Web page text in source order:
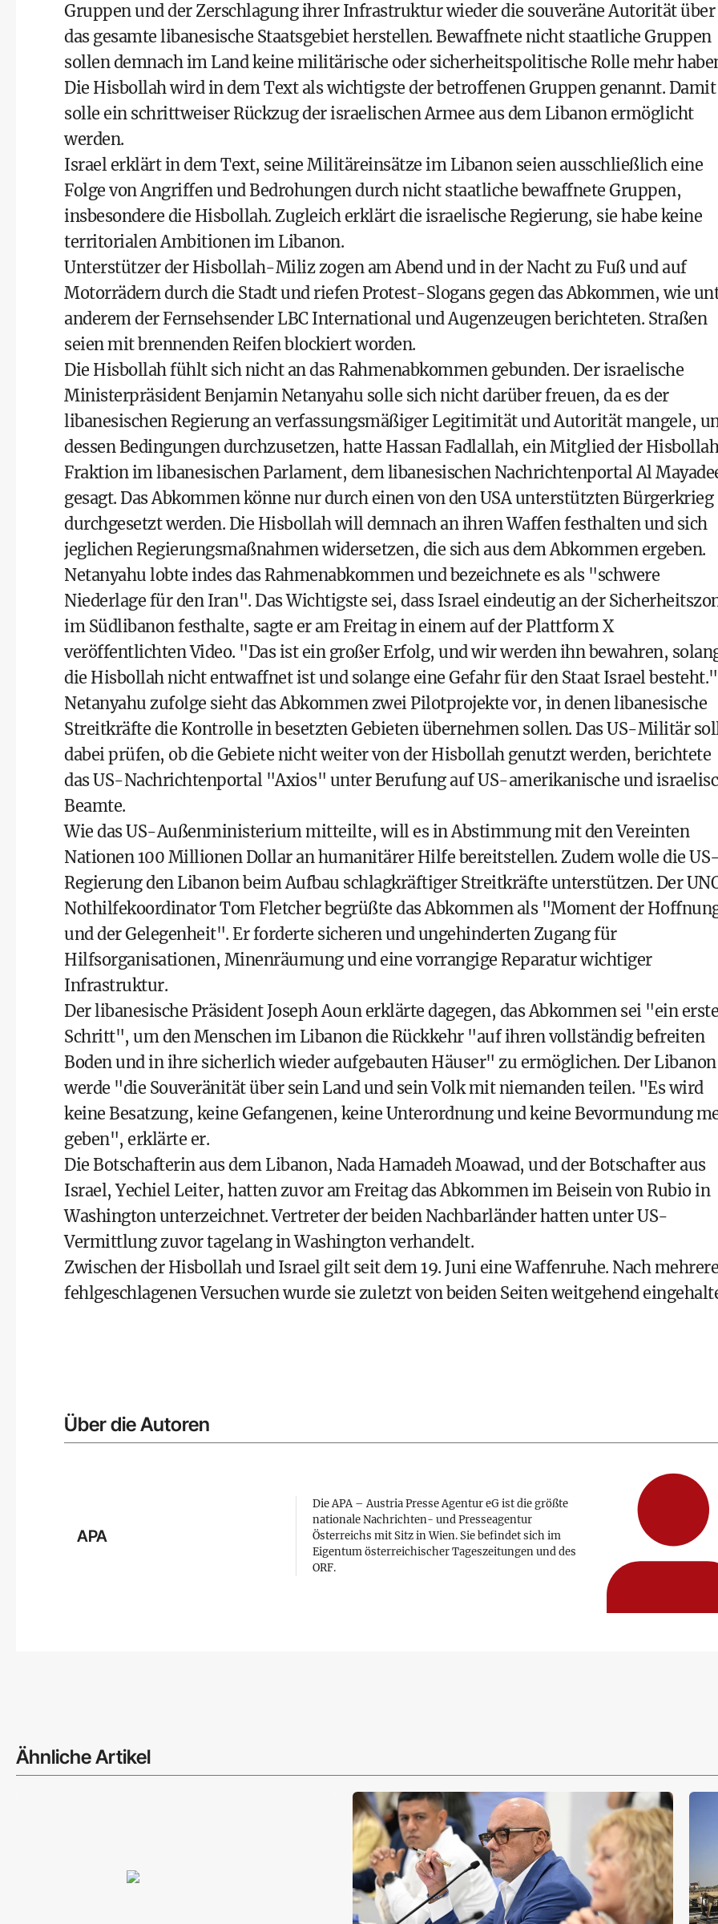
Gruppen und der Zerschlagung ihrer Infrastruktur wieder die souveräne Autorität über
das gesamte libanesische Staatsgebiet herstellen. Bewaffnete nicht staatliche Gruppen
sollen demnach im Land keine militärische oder sicherheitspolitische Rolle mehr
Die Hisbollah wird in dem Text als wichtigste der betroffenen Gruppen genannt. Damit
solle ein schrittweiser Rückzug der israelischen Armee aus dem Libanon ermöglicht
werden.
Israel erklärt in dem Text, seine Militäreinsätze im Libanon seien ausschließlich eine
Folge von Angriffen und Bedrohungen durch nicht staatliche bewaffnete Gruppen,
insbesondere die Hisbollah. Zugleich erklärt die israelische Regierung, sie habe keine
territorialen Ambitionen im Libanon.
Unterstützer der Hisbollah-Miliz zogen am Abend und in der Nacht zu Fuß und auf
Motorrädern durch die Stadt und riefen Protest-Slogans gegen das Abkommen, wie
anderem der Fernsehsender LBC International und Augenzeugen berichteten. Straßen
seien mit brennenden Reifen blockiert worden.
Die Hisbollah fühlt sich nicht an das Rahmenabkommen gebunden. Der israelische
Ministerpräsident Benjamin Netanyahu solle sich nicht darüber freuen, da es der
libanesischen Regierung an verfassungsmäßiger Legitimität und Autorität mangele,
dessen Bedingungen durchzusetzen, hatte Hassan Fadlallah, ein Mitglied der
Fraktion im libanesischen Parlament, dem libanesischen Nachrichtenportal Al
gesagt. Das Abkommen könne nur durch einen von den USA unterstützten Bürgerkrieg
durchgesetzt werden. Die Hisbollah will demnach an ihren Waffen festhalten und sich
jeglichen Regierungsmaßnahmen widersetzen, die sich aus dem Abkommen ergeben.
Netanyahu lobte indes das Rahmenabkommen und bezeichnete es als "schwere
Niederlage für den Iran". Das Wichtigste sei, dass Israel eindeutig an der
im Südlibanon festhalte, sagte er am Freitag in einem auf der Plattform X
veröffentlichten Video. "Das ist ein großer Erfolg, und wir werden ihn bewahren,
die Hisbollah nicht entwaffnet ist und solange eine Gefahr für den Staat Israel besteht."
Netanyahu zufolge sieht das Abkommen zwei Pilotprojekte vor, in denen libanesische
Streitkräfte die Kontrolle in besetzten Gebieten übernehmen sollen. Das US-Militär
dabei prüfen, ob die Gebiete nicht weiter von der Hisbollah genutzt werden, berichtete
das US-Nachrichtenportal "Axios" unter Berufung auf US-amerikanische und
Beamte.
Wie das US-Außenministerium mitteilte, will es in Abstimmung mit den Vereinten
Nationen 100 Millionen Dollar an humanitärer Hilfe bereitstellen. Zudem wolle die
Regierung den Libanon beim Aufbau schlagkräftiger Streitkräfte unterstützen. Der
Nothilfekoordinator Tom Fletcher begrüßte das Abkommen als "Moment der
und der Gelegenheit". Er forderte sicheren und ungehinderten Zugang für
Hilfsorganisationen, Minenräumung und eine vorrangige Reparatur wichtiger
Infrastruktur.
Der libanesische Präsident Joseph Aoun erklärte dagegen, das Abkommen sei "ein
Schritt", um den Menschen im Libanon die Rückkehr "auf ihren vollständig befreiten
Boden und in ihre sicherlich wieder aufgebauten Häuser" zu ermöglichen. Der Libanon
werde "die Souveränität über sein Land und sein Volk mit niemanden teilen. "Es wird
keine Besatzung, keine Gefangenen, keine Unterordnung und keine Bevormundung
geben", erklärte er.
Die Botschafterin aus dem Libanon, Nada Hamadeh Moawad, und der Botschafter aus
Israel, Yechiel Leiter, hatten zuvor am Freitag das Abkommen im Beisein von Rubio in
Washington unterzeichnet. Vertreter der beiden Nachbarländer hatten unter US-
Vermittlung zuvor tagelang in Washington verhandelt.
Zwischen der Hisbollah und Israel gilt seit dem 19. Juni eine Waffenruhe. Nach
fehlgeschlagenen Versuchen wurde sie zuletzt von beiden Seiten weitgehend
Über die Autoren
APA
Die APA – Austria Presse Agentur eG ist die größte
nationale Nachrichten- und Presseagentur
Österreichs mit Sitz in Wien. Sie befindet sich im
Eigentum österreichischer Tageszeitungen und des
ORF.
Ähnliche Artikel